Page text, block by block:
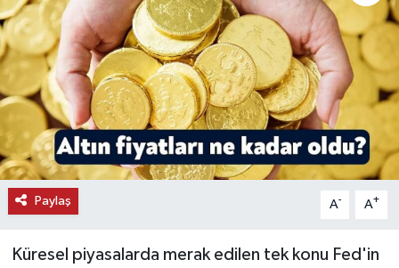
Paylaş A- A+
Küresel piyasalarda merak edilen tek konu Fed'in
MAGAZİN
ÖZEL HABER
SAĞLIK
SPOR
TEKNOLOJİ
TİCARET